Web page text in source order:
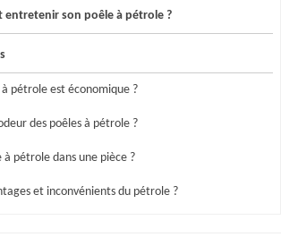
entretenir son poêle à pétrole ?
pétrole est économique ?
des poêles à pétrole ?
à pétrole dans une pièce ?
et inconvénients du pétrole ?